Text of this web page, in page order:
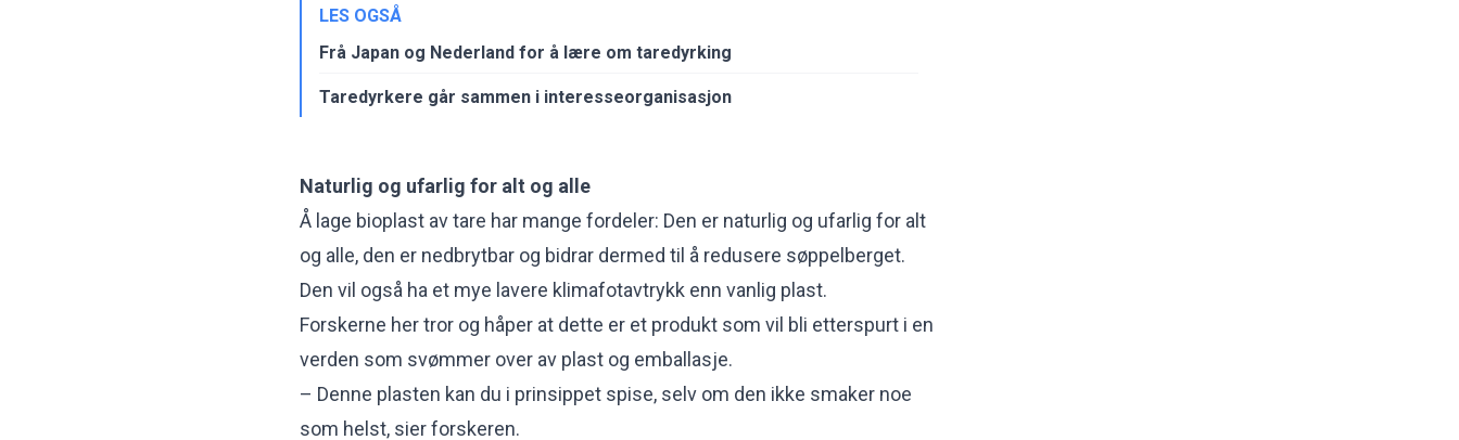
LES OGSÅ
Frå Japan og Nederland for å lære om taredyrking
Taredyrkere går sammen i interesseorganisasjon
Naturlig og ufarlig for alt og alle
Å lage bioplast av tare har mange fordeler: Den er naturlig og ufarlig for alt
og alle, den er nedbrytbar og bidrar dermed til å redusere søppelberget.
Den vil også ha et mye lavere klimafotavtrykk enn vanlig plast.
Forskerne her tror og håper at dette er et produkt som vil bli etterspurt i en
verden som svømmer over av plast og emballasje.
– Denne plasten kan du i prinsippet spise, selv om den ikke smaker noe
som helst, sier forskeren.